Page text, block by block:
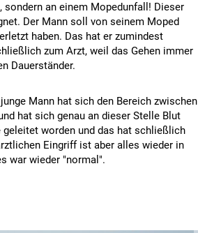
sondern an einem Mopedunfall! Dieser
Der Mann soll von seinem Moped
haben. Das hat er zumindest
zum Arzt, weil das Gehen immer
Dauerständer.
Mann hat sich den Bereich zwischen
hat sich genau an dieser Stelle Blut
worden und das hat schließlich
Eingriff ist aber alles wieder in
war wieder "normal".